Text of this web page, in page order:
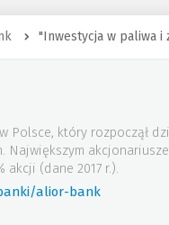
"Inwestycja w paliwa i
Polsce, który rozpoczął
akcji (dane 2017 r.).
alior-bank